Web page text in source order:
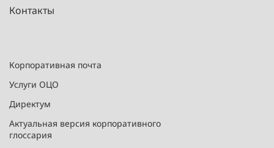
Контакты
Корпоративная почта
Услуги ОЦО
Директум
Актуальная версия корпоративного
глоссария